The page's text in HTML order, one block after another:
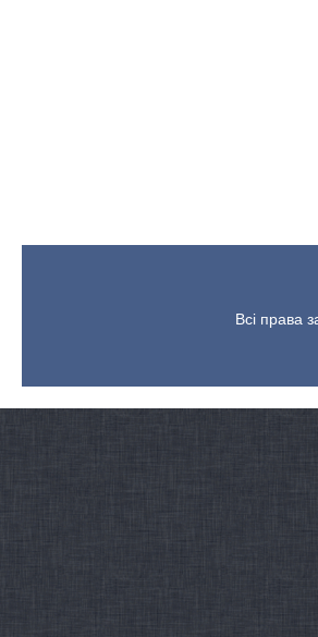
Всі права